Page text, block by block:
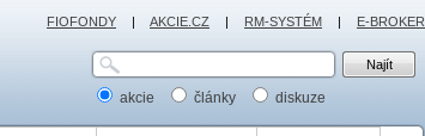
akcie články diskuze
FIOFONDY | AKCIE.CZ | RM-SYSTÉM | E-BROKER